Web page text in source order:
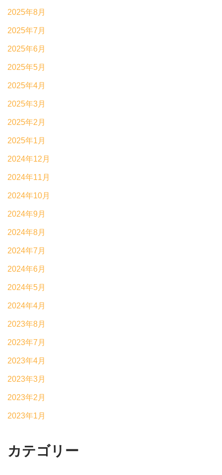
2025年8月
2025年7月
2025年6月
2025年5月
2025年4月
2025年3月
2025年2月
2025年1月
2024年12月
2024年11月
2024年10月
2024年9月
2024年8月
2024年7月
2024年6月
2024年5月
2024年4月
2023年8月
2023年7月
2023年4月
2023年3月
2023年2月
2023年1月
カテゴリー